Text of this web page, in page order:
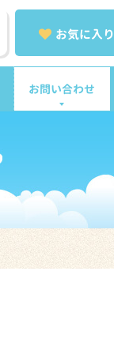
お気に入り
お問い合わせ